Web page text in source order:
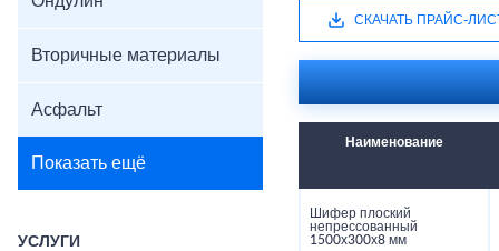
Вторичные материалы
Асфальт
Показать ещё
УСЛУГИ
СКАЧАТЬ ПРАЙС-
Наименование
Шифер плоский
непрессованный
1500х300х8 мм